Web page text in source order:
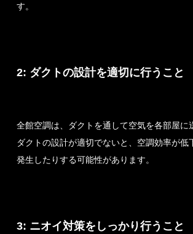
す。
2: ダクトの設計を適切に行うこと
全館空調は、ダクトを通して空気を各部屋に
ダクトの設計が適切でないと、空調効率が低
発生したりする可能性があります。
3: ニオイ対策をしっかり行うこと